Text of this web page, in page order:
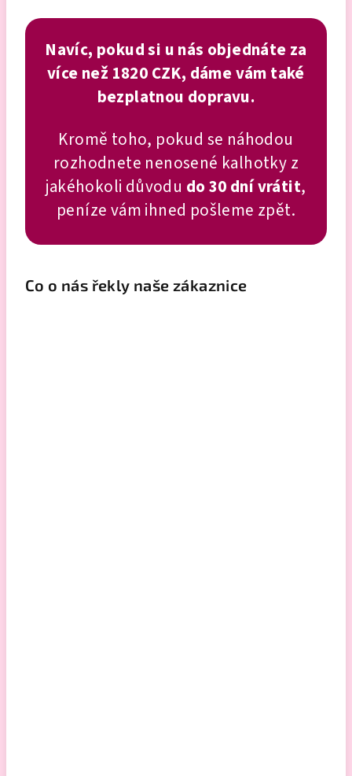
Navíc, pokud si u nás objednáte za
více než 1820 CZK, dáme vám také
bezplatnou dopravu.
Kromě toho, pokud se náhodou
rozhodnete nenosené kalhotky z
jakéhokoli důvodu do 30 dní vrátit,
peníze vám ihned pošleme zpět.
Co o nás řekly naše zákaznice